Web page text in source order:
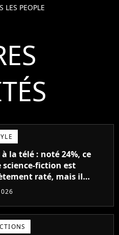
LES PEOPLE
à la télé : noté 24%, ce
science-fiction est
raté, mais il
être encore pire à